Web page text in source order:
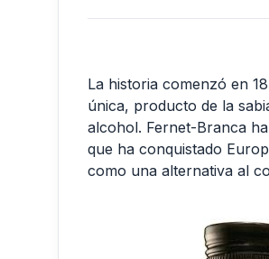
La historia comenzó en
única, producto de la
alcohol. Fernet-Branca
que ha conquistado
como una alternativa al